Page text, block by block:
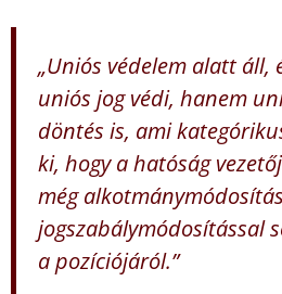
„Uniós védelem alatt áll,
uniós jog védi, hanem
döntés is, ami
ki, hogy a hatóság
még
jogszabálymódosítással
a pozíciójáról.”